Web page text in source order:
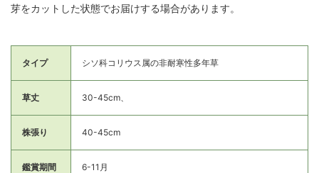
芽をカットした状態でお届けする場合があります。
タイプ シソ科コリウス属の非耐寒性多年草
草丈 30-45cm、
株張り 40-45cm
鑑賞期間 6-11月